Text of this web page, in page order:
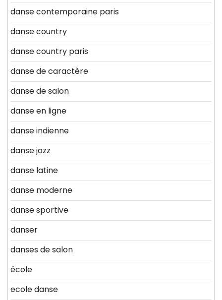
danse contemporaine paris
danse country
danse country paris
danse de caractère
danse de salon
danse en ligne
danse indienne
danse jazz
danse latine
danse moderne
danse sportive
danser
danses de salon
école
ecole danse